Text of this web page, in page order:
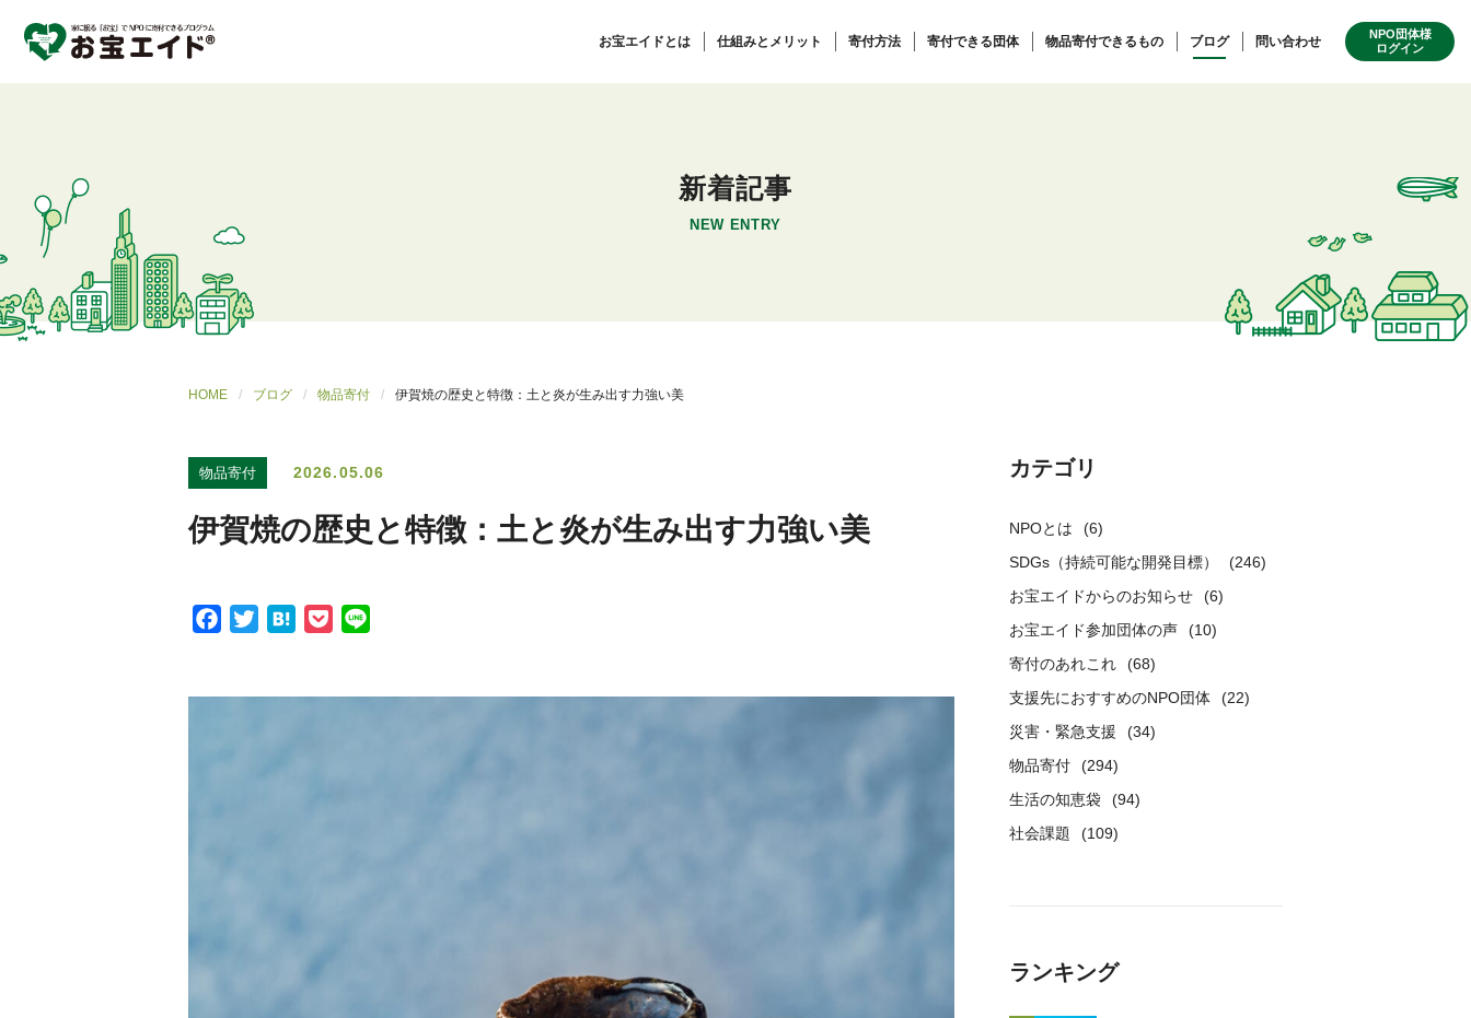
お宝エイドとは 仕組みとメリット 寄付方法 寄付できる団体 物品寄付できるもの ブログ 問い合わせ
NPO団体様
ログイン
新着記事
NEW ENTRY
HOME ブログ 物品寄付 伊賀焼の歴史と特徴：土と炎が生み出す力強い美
物品寄付 2026.05.06
伊賀焼の歴史と特徴：土と炎が生み出す力強い美
カテゴリ
NPOとは
(6)
SDGs（持続可能な開発目標）
(246)
お宝エイドからのお知らせ
(6)
お宝エイド参加団体の声
(10)
寄付のあれこれ
(68)
支援先におすすめのNPO団体
(22)
災害・緊急支援
(34)
物品寄付
(294)
生活の知恵袋
(94)
社会課題
(109)
ランキング